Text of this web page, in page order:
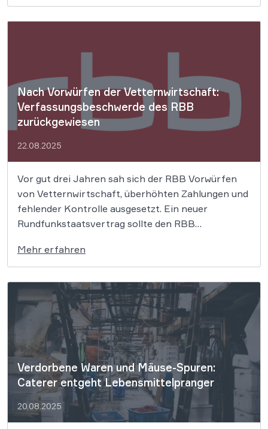
Lizenz genutzt werden. Seit fast zwei Jahrzehnten
sorgt das Online-Kochportal „Marions Kochbuch“
Nach Vorwürfen der Vetternwirtschaft:
Verfassungsbeschwerde des RBB
zurückgewiesen
22.08.2025
Vor gut drei Jahren sah sich der RBB Vorwürfen
von Vetternwirtschaft, überhöhten Zahlungen und
fehlender Kontrolle ausgesetzt. Ein neuer
Rundfunkstaatsvertrag sollte den RBB
mehrfach die Rundfunkfreiheit, weshalb der RBB
vor das BVerfG zog – und nun unterlag. Das
Bundesverfassungsgericht (BVerfG) hat
entschieden, dass der […]
Mehr erfahren
Verdorbene Waren und Mäuse-Spuren:
Caterer entgeht Lebensmittelpranger
20.08.2025